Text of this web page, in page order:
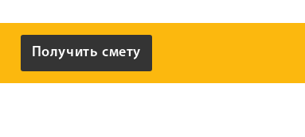
Получить смету